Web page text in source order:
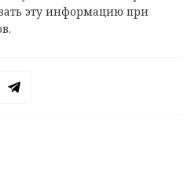
эту информацию при